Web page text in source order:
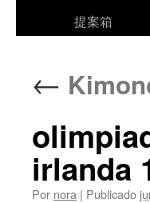
提案箱
←
irlanda
Por nora | Publicado